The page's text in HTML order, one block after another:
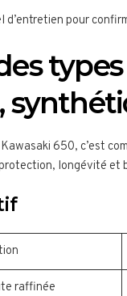
d’entretien pour
types
650, c’est
longévité et
raffinée